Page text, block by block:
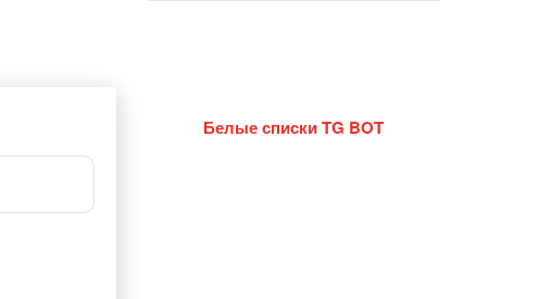
Белые списки TG BOT